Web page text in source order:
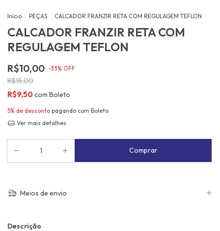
Início PEÇAS CALCADOR FRANZIR RETA COM REGULAGEM TEFLON
CALCADOR FRANZIR RETA COM
REGULAGEM TEFLON
R$10,00 -33% OFF
R$15,00
R$9,50com Boleto
5% de desconto pagando com Boleto
Ver mais detalhes
Meios de envio
Descrição